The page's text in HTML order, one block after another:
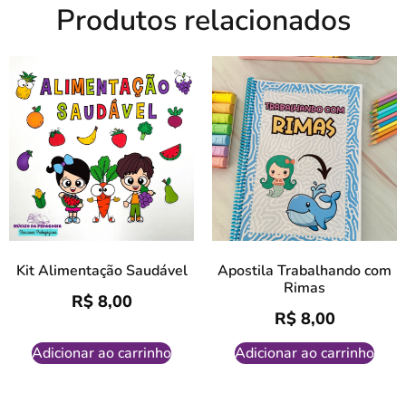
Produtos relacionados
Kit Alimentação Saudável
R$8,00
Adicionar ao carrinho
Apostila Trabalhando com
Rimas
R$8,00
Adicionar ao carrinho